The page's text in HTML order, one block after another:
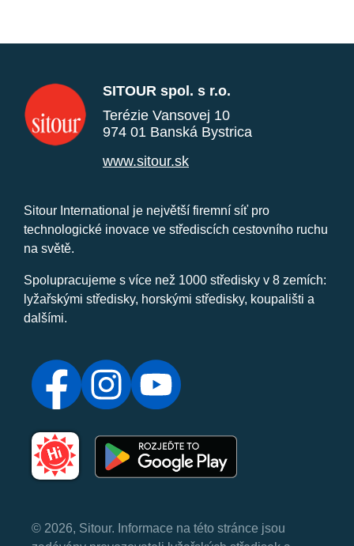
SITOUR spol. s r.o.
Terézie Vansovej 10
974 01 Banská Bystrica
www.sitour.sk
Sitour International je největší firemní síť pro
technologické inovace ve střediscích cestovního ruchu
na světě.
Spolupracujeme s více než 1000 středisky v 8 zemích:
lyžařskými středisky, horskými středisky, koupališti a
dalšími.
© 2026, Sitour. Informace na této stránce jsou